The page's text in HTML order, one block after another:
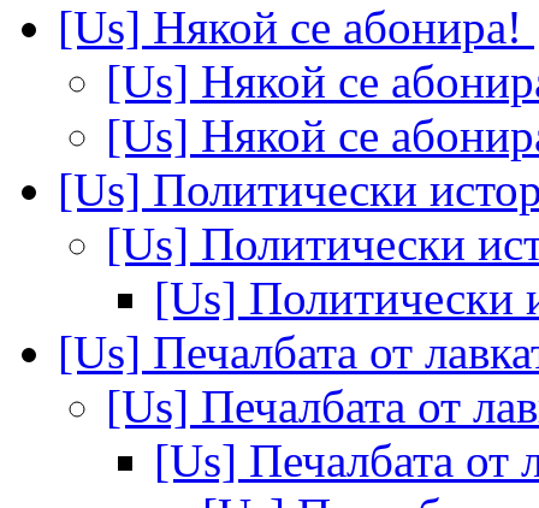
[Us] Някой се абонира!
[Us] Някой се
[Us] Някой се
[Us] Политически
[Us] Политически
[Us] Политически
[Us] Печалбата от
[Us] Печалбата от
[Us] Печалбата от